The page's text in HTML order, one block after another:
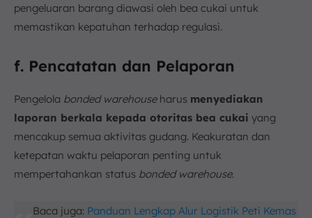
pengeluaran barang diawasi oleh bea cukai untuk
memastikan kepatuhan terhadap regulasi.
f. Pencatatan dan Pelaporan
Pengelola bonded warehouse harus menyediakan
laporan berkala kepada otoritas bea cukai yang
mencakup semua aktivitas gudang. Keakuratan dan
ketepatan waktu pelaporan penting untuk
mempertahankan status bonded warehouse.
Baca juga: Panduan Lengkap Alur Logistik Peti Kemas